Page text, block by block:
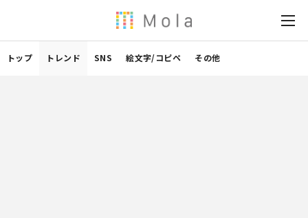
トップ トレンド SNS 絵文字/コピペ その他